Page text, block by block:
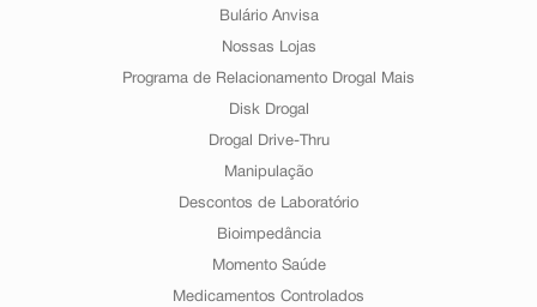
Bulário Anvisa
Nossas Lojas
Programa de Relacionamento Drogal Mais
Disk Drogal
Drogal Drive-Thru
Manipulação
Descontos de Laboratório
Bioimpedância
Momento Saúde
Medicamentos Controlados